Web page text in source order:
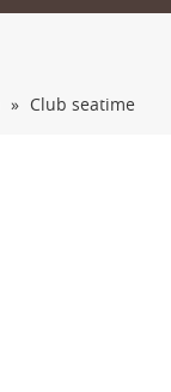
» Club seatime